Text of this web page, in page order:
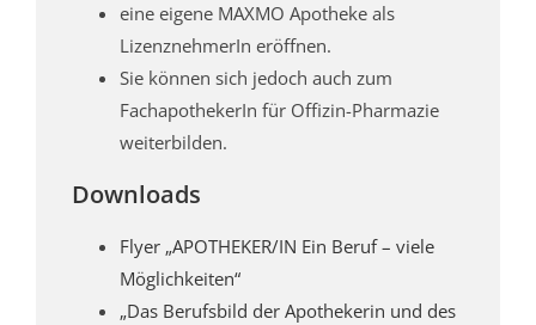
eine eigene MAXMO Apotheke als
LizenznehmerIn eröffnen.
Sie können sich jedoch auch zum
FachapothekerIn für Offizin-Pharmazie
weiterbilden.
Downloads
Flyer „APOTHEKER/IN Ein Beruf – viele
Möglichkeiten“
„Das Berufsbild der Apothekerin und des